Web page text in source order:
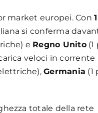
market europei. Con1
si conferma
e Regno Unito(1
veloci in corrente
Germania (1
totale della rete